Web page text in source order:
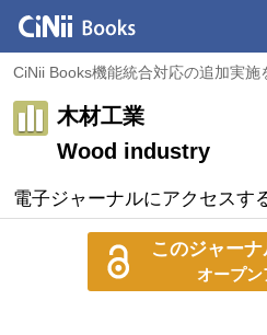
CiNii Books機能統合対応の追加実施
木材工業
Wood industry
電子ジャーナルにアクセスす
このジャー
オープン